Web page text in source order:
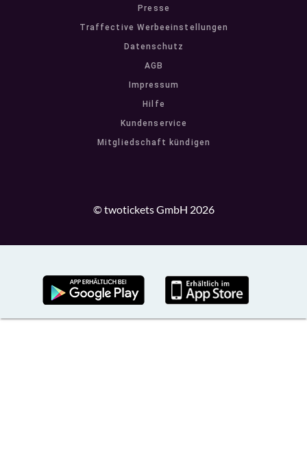
Presse
Traffective Werbeeinstellungen
Datenschutz
AGB
Impressum
Hilfe
Kundenservice
Mitgliedschaft kündigen
© twotickets GmbH 2026